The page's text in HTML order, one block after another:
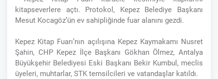
kitapseverlere açtı. Protokol, Kepez Belediye Başkanı
Mesut Kocagöz’ün ev sahipliğinde fuar alanını gezdi.
Kepez Kitap Fuarı’nın açılışına Kepez Kaymakamı Nusret
Şahin, CHP Kepez İlçe Başkanı Gökhan Ölmez, Antalya
Büyükşehir Belediyesi Eski Başkanı Bekir Kumbul, meclis
üyeleri, muhtarlar, STK temsilcileri ve vatandaşlar katıldı.